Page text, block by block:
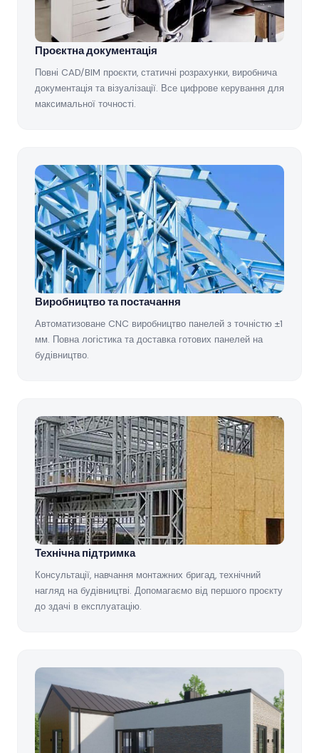
Проєктна документація
Повні CAD/BIM проєкти, статичні розрахунки, виробнича
документація та візуалізації. Все цифрове керування для
максимальної точності.
Виробництво та постачання
Автоматизоване CNC виробництво панелей з точністю ±1
мм. Повна логістика та доставка готових панелей на
будівництво.
Технічна підтримка
Консультації, навчання монтажних бригад, технічний
нагляд на будівництві. Допомагаємо від першого проєкту
до здачі в експлуатацію.